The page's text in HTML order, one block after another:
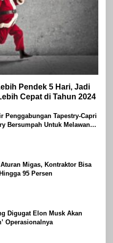
Pendek 5 Hari, Jadi
Cepat di Tahun 2024
Penggabungan Tapestry-Capri
Bersumpah Untuk Melawan
Migas, Kontraktor Bisa
95 Persen
Digugat Elon Musk Akan
Operasionalnya